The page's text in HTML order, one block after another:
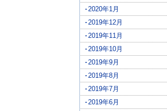
2020年1月
2019年12月
2019年11月
2019年10月
2019年9月
2019年8月
2019年7月
2019年6月